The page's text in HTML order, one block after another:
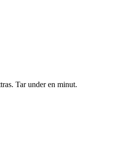
Tar under en minut.